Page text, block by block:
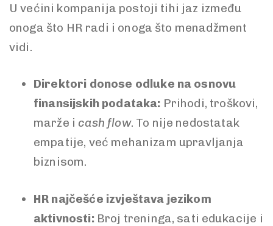
U većini kompanija postoji tihi jaz između
onoga što HR radi i onoga što menadžment
vidi.
Direktori donose odluke na osnovu
finansijskih podataka: Prihodi, troškovi,
marže i cash flow. To nije nedostatak
empatije, već mehanizam upravljanja
biznisom.
HR najčešće izvještava jezikom
aktivnosti:Broj treninga, sati edukacije i